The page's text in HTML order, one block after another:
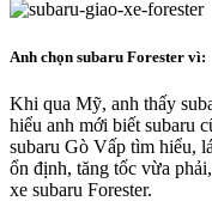
Anh chọn subaru Forester vì:
Khi qua Mỹ, anh thấy
hiểu anh mới biết subaru
subaru Gò Vấp tìm hiểu,
ổn định, tăng tốc vừa
xe subaru Forester.